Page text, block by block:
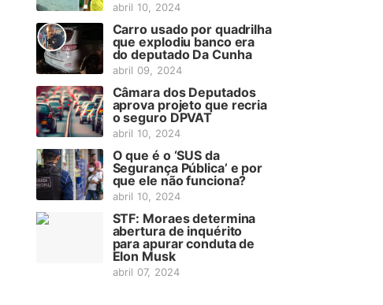
abril 10, 2024
Carro usado por quadrilha
que explodiu banco era
do deputado Da Cunha
abril 09, 2024
Câmara dos Deputados
aprova projeto que recria
o seguro DPVAT
abril 10, 2024
O que é o ‘SUS da
Segurança Pública’ e por
que ele não funciona?
abril 10, 2024
STF: Moraes determina
abertura de inquérito
para apurar conduta de
Elon Musk
abril 07, 2024